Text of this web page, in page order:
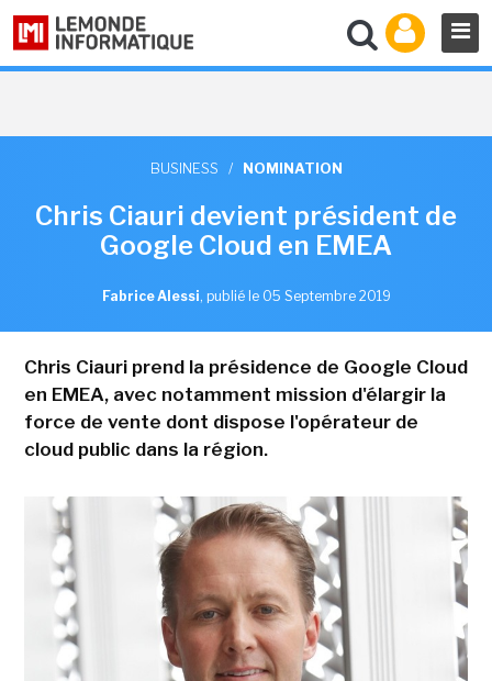
BUSINESS / NOMINATION
Chris Ciauri devient président de
Google Cloud en EMEA
Fabrice Alessi, publié le 05 Septembre 2019
Chris Ciauri prend la présidence de Google Cloud
en EMEA, avec notamment mission d'élargir la
force de vente dont dispose l'opérateur de
cloud public dans la région.